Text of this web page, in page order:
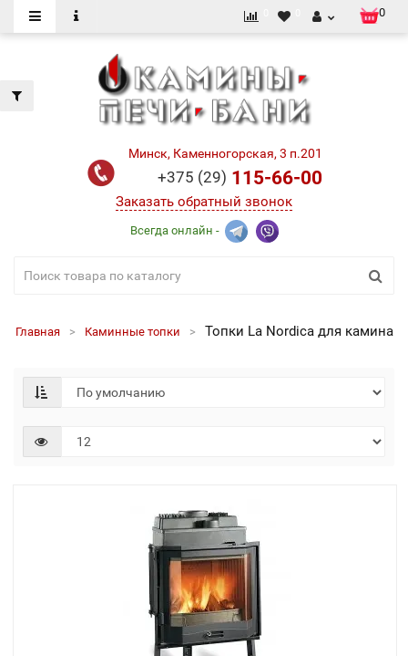
0
Минск, Каменногорская, 3 п.201
+375 (29) 115-66-00
Заказать обратный звонок
Всегда онлайн -
Главная Каминные топки Топки La Nordica для камина